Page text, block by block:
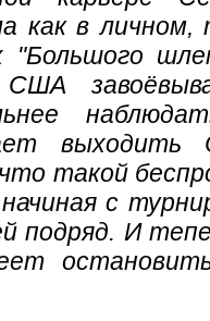
как в
"Большого
США
выходить
такой
с
подряд. И